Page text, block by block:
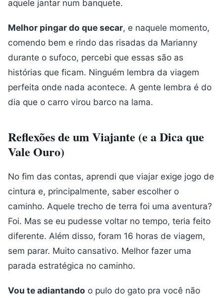
aquele jantar num banquete.
Melhor pingar do que secar, e naquele momento,
comendo bem e rindo das risadas da Marianny
durante o sufoco, percebi que essas são as
histórias que ficam. Ninguém lembra da viagem
perfeita onde nada acontece. A gente lembra é do
dia que o carro virou barco na lama.
Reflexões de um Viajante (e a Dica que
Vale Ouro)
No fim das contas, aprendi que viajar exige jogo de
cintura e, principalmente, saber escolher o
caminho. Aquele trecho de terra foi uma aventura?
Foi. Mas se eu pudesse voltar no tempo, teria feito
diferente. Além disso, foram 16 horas de viagem,
sem parar. Muito cansativo. Melhor fazer uma
parada estratégica no caminho.
Vou te adiantando o pulo do gato pra você não